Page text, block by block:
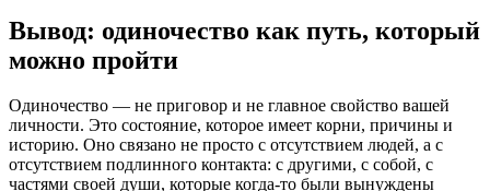
Вывод: одиночество как путь, который
можно пройти
Одиночество — не приговор и не главное свойство вашей
личности. Это состояние, которое имеет корни, причины и
историю. Оно связано не просто с отсутствием людей, а с
отсутствием подлинного контакта: с другими, с собой, с
частями своей души, которые когда-то были вынуждены